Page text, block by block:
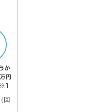
回